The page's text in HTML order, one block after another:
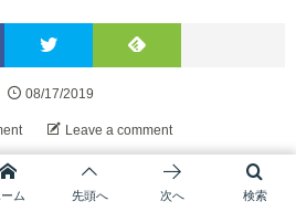
08/17/2019
Leave a comment
手帖 日常
日本一周
検索
ム 先頭へ 次へ